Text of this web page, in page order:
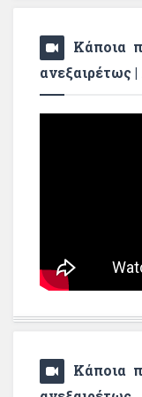
Κάποια
ανεξαιρέτως
Κάποια